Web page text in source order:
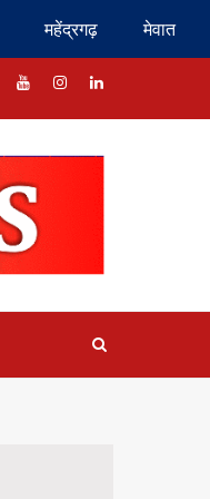
महेंद्रगढ़ मेवात
YoutubeInstragram
Linkedin